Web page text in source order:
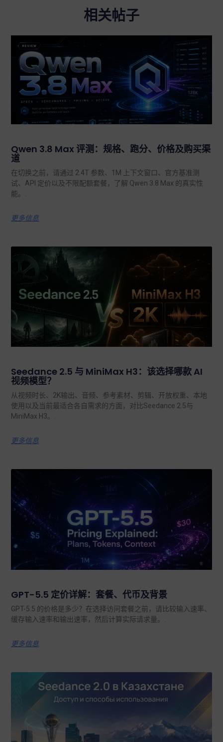
相关帖子
Qwen 3.8 Max 评测：规格、跑分、价格及购买渠
道
在切换之前，请通过 2.4T 参数、1M 上下文窗口、官方基准测
试、API 定价以及不限配额套餐，了解 Qwen 3.8 Max 的真实性
能。.
更多信息
Seedance 2.5 与 MiniMax H3：该选择哪款 AI
视频模型？
从视频时长、2K输出、音频、参考素材、剪辑、开放权重、本地
使用以及当前最适合各自需求的方面，对比Seedance 2.5与
MiniMax H3。.
更多信息
GPT-5.5 定价详解：套餐、代币及背景
GPT-5.5 的价格是多少？在选择访问套餐之前，请比较输入速率、
缓存输入速率和输出速率，然后计算实际请求量。.
更多信息